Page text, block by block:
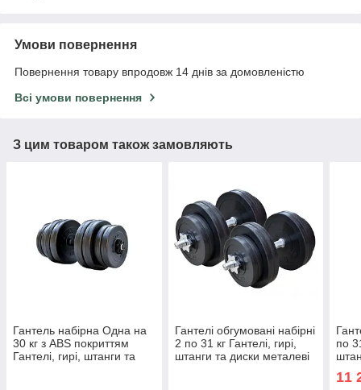
Умови повернення
Повернення товару впродовж 14 днів за домовленістю
Всі умови повернення
З цим товаром також замовляють
Гантель набірна Одна на
30 кг з ABS покриттям
Гантелі, гирі, штанги та
Гантелі обгумовані набірні
2 по 31 кг Гантелі, гирі,
штанги та диски металеві
по
11